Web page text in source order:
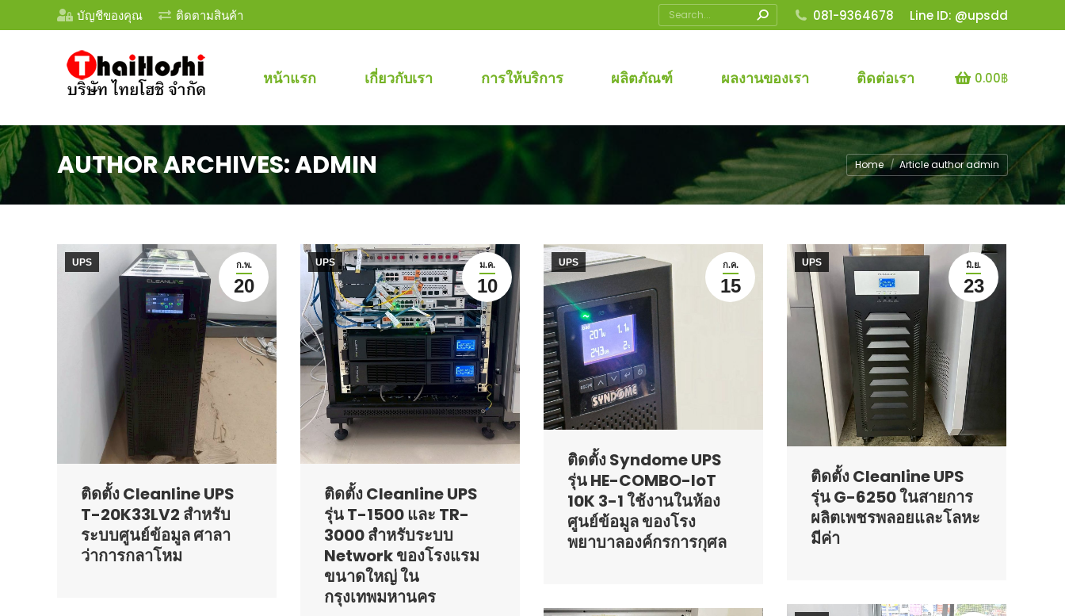
บัญชีของคุณ ติดตามสินค้า Search: 081-9364678 Line ID: @upsdd
หน้าแรก เกี่ยวกับเรา การให้บริการ ผลิตภัณฑ์ ผลงานของเรา ติดต่อเรา 0.00฿
AUTHOR ARCHIVES:ADMIN You are here:
Home Article author admin
ก.พ.
20
UPS
ติดตั้ง Cleanline UPS
T-20K33LV2 สำหรับ
ระบบศูนย์ข้อมูล ศาลา
ว่าการกลาโหม
ม.ค.
10
UPS
ติดตั้ง Cleanline UPS
รุ่น T-1500 และ TR-
3000 สำหรับระบบ
Network ของโรงแรม
ขนาดใหญ่ ใน
กรุงเทพมหานคร
ก.ค.
15
UPS
ติดตั้ง Syndome UPS
รุ่น HE-COMBO-IoT
10K 3-1 ใช้งานในห้อง
ศูนย์ข้อมูล ของโรง
พยาบาลองค์กรการกุศล
มิ.ย.
23
UPS
ติดตั้ง Cleanline UPS
รุ่น G-6250 ในสายการ
ผลิตเพชรพลอยและโลหะ
มีค่า